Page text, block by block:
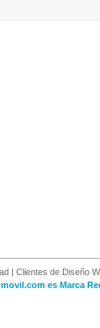
| Clientes de Diseño
es Marca